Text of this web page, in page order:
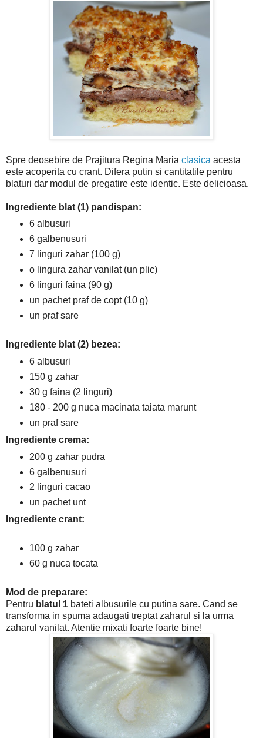
Spre deosebire de Prajitura Regina Maria clasica acesta
este acoperita cu crant. Difera putin si cantitatile pentru
blaturi dar modul de pregatire este identic. Este delicioasa.
Ingrediente blat (1) pandispan:
6 albusuri
6 galbenusuri
7 linguri zahar (100 g)
o lingura zahar vanilat (un plic)
6 linguri faina (90 g)
un pachet praf de copt (10 g)
un praf sare
Ingrediente blat (2) bezea:
6 albusuri
150 g zahar
30 g faina (2 linguri)
180 - 200 g nuca macinata taiata marunt
un praf sare
Ingrediente crema:
200 g zahar pudra
6 galbenusuri
2 linguri cacao
un pachet unt
Ingrediente crant:
100 g zahar
60 g nuca tocata
Mod de preparare:
Pentru blatul 1 bateti albusurile cu putina sare. Cand se
transforma in spuma adaugati treptat zaharul si la urma
zaharul vanilat. Atentie mixati foarte foarte bine!